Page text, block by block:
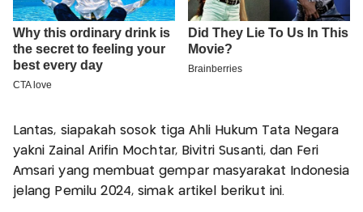
Lantas, siapakah sosok tiga Ahli Hukum Tata Negara
yakni Zainal Arifin Mochtar, Bivitri Susanti, dan Feri
Amsari yang membuat gempar masyarakat Indonesia
jelang Pemilu 2024, simak artikel berikut ini.